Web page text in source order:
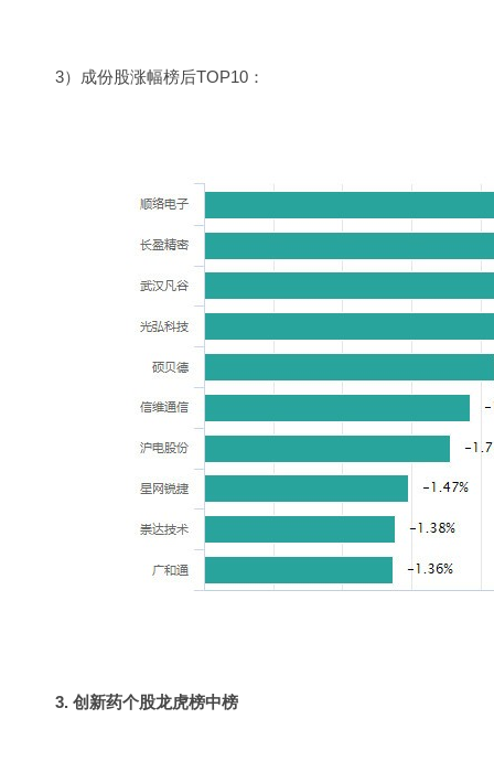
3）成份股涨幅榜后TOP10：
3. 创新药个股龙虎榜中榜